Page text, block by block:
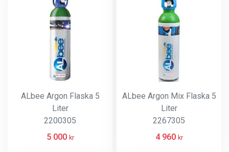
ALbee Argon Flaska 5
Liter
2200305
5 000 kr
ALbee Argon Mix Flaska 5
Liter
2267305
4 960 kr